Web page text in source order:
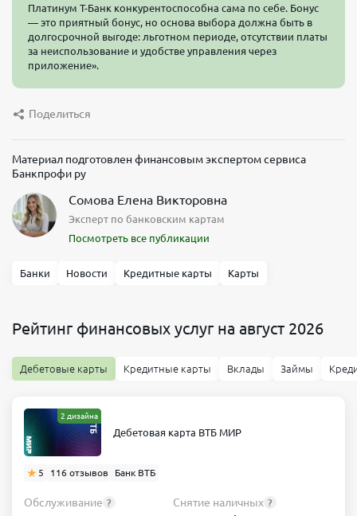
Платинум Т-Банк конкурентоспособна сама по себе. Бонус
— это приятный бонус, но основа выбора должна быть в
долгосрочной выгоде: льготном периоде, отсутствии платы
за неиспользование и удобстве управления через
приложение».
Поделиться
Материал подготовлен финансовым экспертом сервиса
Банкпрофи ру
Сомова Елена Викторовна
Эксперт по банковским картам
Посмотреть все публикации
Банки Новости Кредитные карты Карты
Рейтинг финансовых услуг на август 2026
Дебетовые карты Кредитные карты Вклады Займы
2 дизайна
Дебетовая карта ВТБ МИР
5 116 отзывов Банк ВТБ
Обслуживание ? Снятие наличных ?